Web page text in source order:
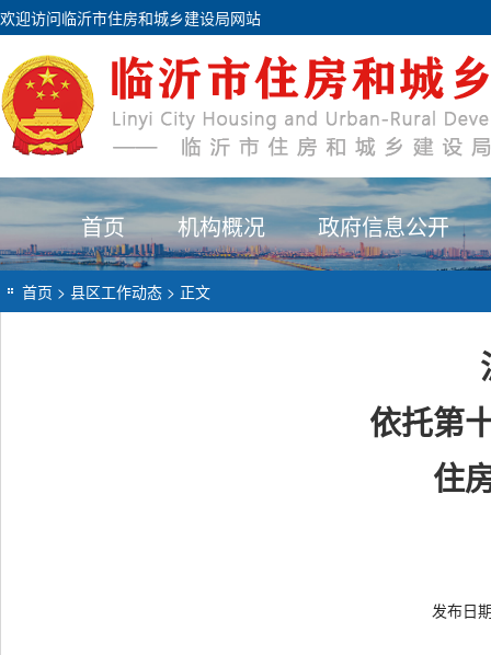
欢迎访问临沂市住房和城乡建设局网站
首页 机构概况 政府信息公开
首页 > 县区工作动态 > 正文
依托第
住
发布日